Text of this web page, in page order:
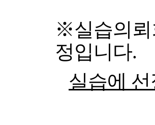
※실습의
정​입니다.
실습에